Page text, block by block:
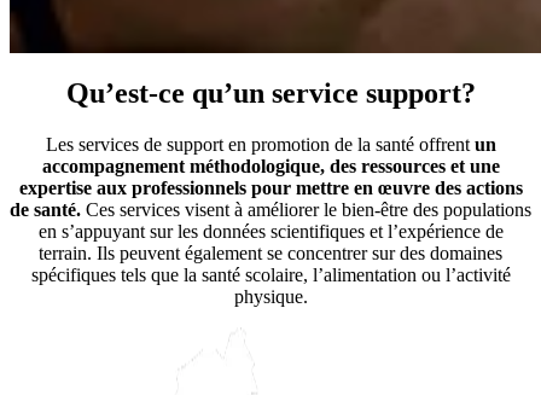
Qu’est-ce qu’un service support?
Les services de support en promotion de la santé offrent un
accompagnement méthodologique, des ressources et une
expertise aux professionnels pour mettre en œuvre des actions
de santé. Ces services visent à améliorer le bien-être des populations
en s’appuyant sur les données scientifiques et l’expérience de
terrain. Ils peuvent également se concentrer sur des domaines
spécifiques tels que la santé scolaire, l’alimentation ou l’activité
physique.